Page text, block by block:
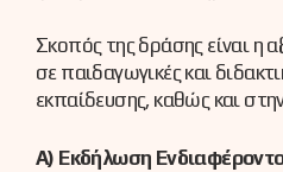
Σκοπός της δράσης είναι η
σε παιδαγωγικές και
εκπαίδευσης, καθώς και
Α) Εκδήλωση